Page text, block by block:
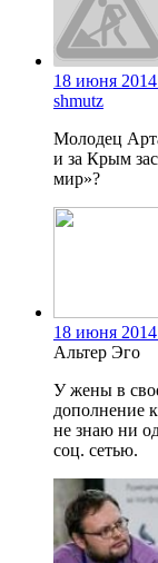
18 июня
shmutz
Молодец
и за Крым
мир»?
18 июня
Альтер Эго
У жены в
дополнение
не знаю ни
соц. сетью.